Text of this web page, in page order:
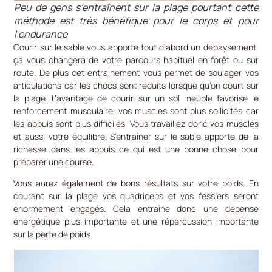
Peu de gens s’entraînent sur la plage pourtant cette
méthode est très bénéfique pour le corps et pour
l’endurance
Courir sur le sable vous apporte tout d’abord un dépaysement,
ça vous changera de votre parcours habituel en forêt ou sur
route. De plus cet entrainement vous permet de soulager vos
articulations car les chocs sont réduits lorsque qu’on court sur
la plage. L’avantage de courir sur un sol meuble favorise le
renforcement musculaire, vos muscles sont plus sollicités car
les appuis sont plus difficiles. Vous travaillez donc vos muscles
et aussi votre équilibre. S’entraîner sur le sable apporte de la
richesse dans les appuis ce qui est une bonne chose pour
préparer une course.
Vous aurez également de bons résultats sur votre poids. En
courant sur la plage vos quadriceps et vos fessiers seront
énormément engagés. Cela entraîne donc une dépense
énergétique plus importante et une répercussion importante
sur la perte de poids.